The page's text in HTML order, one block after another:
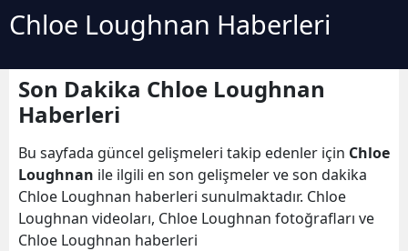
Chloe Loughnan Haberleri
Son Dakika Chloe Loughnan
Haberleri
Bu sayfada güncel gelişmeleri takip edenler için Chloe
Loughnan ile ilgili en son gelişmeler ve son dakika
Chloe Loughnan haberleri sunulmaktadır. Chloe
Loughnan videoları, Chloe Loughnan fotoğrafları ve
Chloe Loughnan haberleri